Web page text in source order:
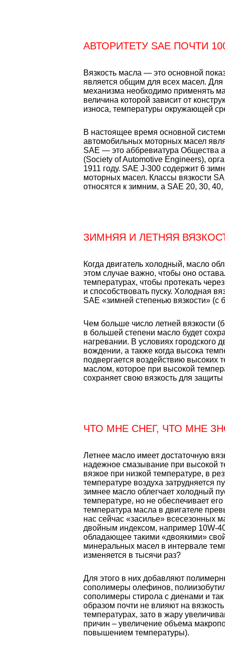
АВТОРИТЕТУ SAE ПОЧТИ
Вязкость масла — это основной
является общим для всех масел. Для
механизма необходимо применять
величина которой зависит от
износа, температуры окружающей
В настоящее время основной
автомобильных моторных масел
SAE — это аббревиатура
(Society of Automotive Engineers),
1911 году. SAE J-300 содержит 6
моторных масел. Классы вязкости
относятся к зимним, а SAE 20, 30,
ЗИМНЯЯ И ЛЕТНЯЯ
Когда двигатель холодный, масло
этом случае важно, чтобы оно
температурах, чтобы протекать
и способствовать пуску. Холодная
SAE «зимней степенью вязкости» (с
Чем больше число летней вязкости
в большей степени масло будет
нагревании. В условиях городского
вождении, а также когда высока
подвергается воздействию высоких
маслом, которое при высокой
сохраняет свою вязкость для защиты
ЧТО МНЕ СНЕГ, ЧТО МНЕ
Летнее масло имеет достаточную
надежное смазывание при высокой
вязкое при низкой температуре, в
температуре воздуха затрудняется
зимнее масло облегчает холодный
температуре, но не обеспечивает
температура масла в двигателе
нас сейчас «засилье» всесезонных
двойным индексом, например 10W-
обладающее такими «двоякими»
минеральных масел в интервале
изменяется в тысячи раз?
Для этого в них добавляют
сополимеры олефинов,
сополимеры стирола с диенами и
образом почти не влияют на
температурах, зато в жару
причин – увеличение объема
повышением температуры).